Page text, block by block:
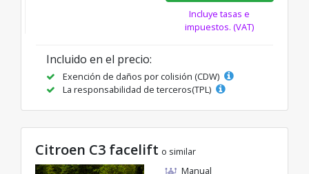
Incluye tasas e
impuestos. (VAT)
Incluido en el precio:
Exención de daños por colisión (CDW)
La responsabilidad de terceros(TPL)
Citroen C3 facelift o similar
Manual